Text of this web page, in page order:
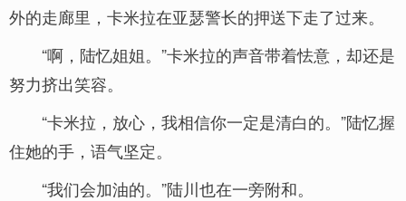
外的走廊里，卡米拉在亚瑟警长的押送下走了过来。
“啊，陆忆姐姐。”卡米拉的声音带着怯意，却还是
努力挤出笑容。
“卡米拉，放心，我相信你一定是清白的。”陆忆握
住她的手，语气坚定。
“我们会加油的。”陆川也在一旁附和。